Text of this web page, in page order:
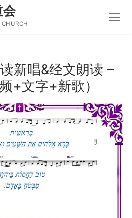
会
CHURCH
新唱&经文朗读 –
+文字+新歌）